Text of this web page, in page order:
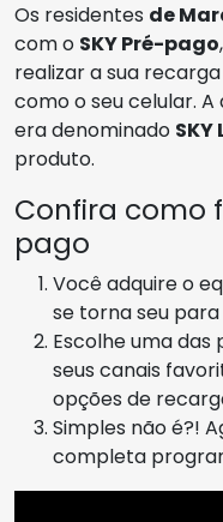
Os residentes de
com o SKY Pré-pago
realizar a sua
como o seu celular.
era denominado SKY
produto.
Confira como
pago
Você adquire o
se torna seu
Escolhe uma
seus canais
opções de
Simples não é?!
completa